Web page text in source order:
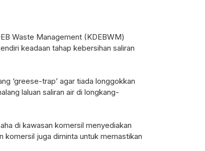
Waste Management (KDEBWM)
keadaan tahap kebersihan saliran
‘greese-trap’ agar tiada longgokkan
laluan saliran air di longkang-
di kawasan komersil menyediakan
komersil juga diminta untuk memastikan